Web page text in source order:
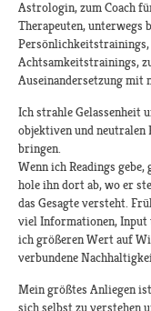
Astrologin, zum Coach
Therapeuten, unterwegs
Achtsamkeitstrainings,
Auseinandersetzung mit
Ich strahle Gelassenheit
objektiven und neutralen
bringen.
Wenn ich Readings gebe,
hole ihn dort ab, wo er
das Gesagte versteht.
viel Informationen, Input
ich größeren Wert auf
verbundene
Mein größtes Anliegen
sich selbst zu verstehen